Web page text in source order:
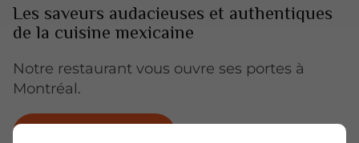
Les saveurs audacieuses et authentiques
de la cuisine mexicaine
Notre restaurant vous ouvre ses portes à
Montréal.